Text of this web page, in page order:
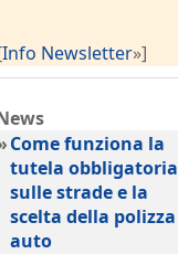
Info Newsletter»]
Come funziona la
tutela obbligatoria
sulle strade e la
scelta della polizza
auto